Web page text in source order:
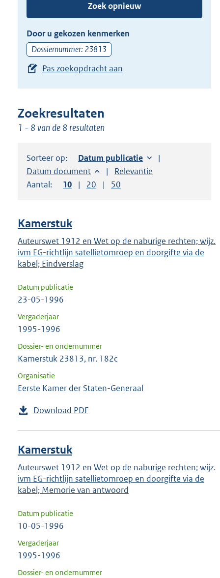
(dossier)nummer
in
of
de
pijl
beneden
toets
suggesties.
Druk
om
uw
keuze
te
bevestigen.
Zoek opnieuw
Door u gekozen kenmerken
Dossiernummer: 23813
Pas zoekopdracht aan
Zoekresultaten
1 - 8 van de 8 resultaten
Sorteer op: Sorteer op:
Datum publicatie
Sorteer op:
Datum document Sorteer op:
Relevantie
Aantal:
Toon
10 resultaten per pagina
Toon
20 resultaten per pagina
Toon
50
Kamerstuk
Auteurswet 1912 en Wet op de naburige rechten; wijz.
ivm EG-richtlijn satellietomroep en doorgifte via de
kabel; Eindverslag
Datum publicatie
23-05-1996
Vergaderjaar
1995-1996
Dossier- en ondernummer
Kamerstuk 23813, nr. 182c
Organisatie
Eerste Kamer der Staten-Generaal
Download PDF
Kamerstuk
Auteurswet 1912 en Wet op de naburige rechten; wijz.
ivm EG-richtlijn satellietomroep en doorgifte via de
kabel; Memorie van antwoord
Datum publicatie
10-05-1996
Vergaderjaar
1995-1996
Dossier- en ondernummer